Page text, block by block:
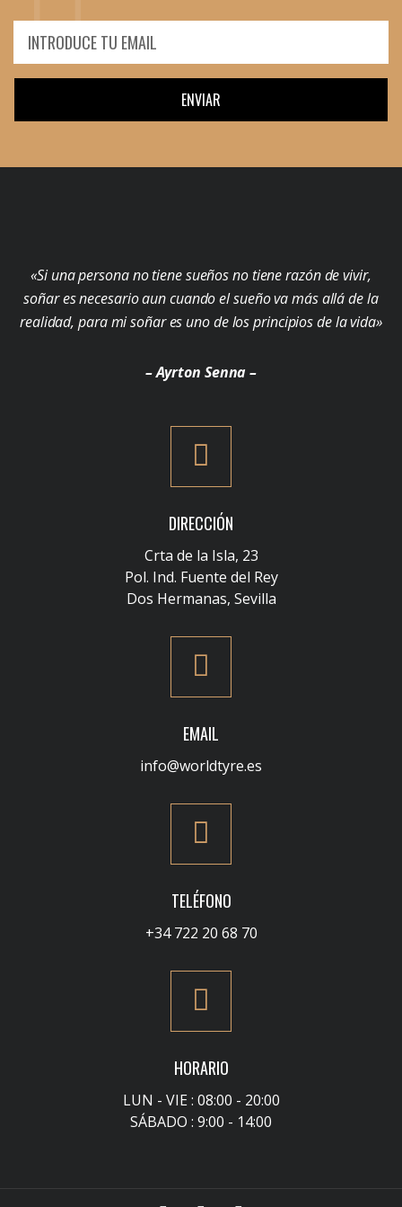
ENVIAR
«Si una persona no tiene sueños no tiene razón de vivir,
soñar es necesario aun cuando el sueño va más allá de la
realidad, para mi soñar es uno de los principios de la vida»
– Ayrton Senna –
DIRECCIÓN
Crta de la Isla, 23
Pol. Ind. Fuente del Rey
Dos Hermanas, Sevilla
EMAIL
info@worldtyre.es
TELÉFONO
+34 722 20 68 70
HORARIO
LUN - VIE : 08:00 - 20:00
SÁBADO : 9:00 - 14:00